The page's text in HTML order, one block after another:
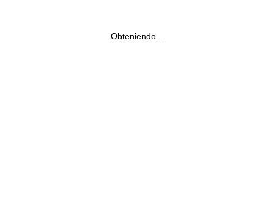
Obteniendo...